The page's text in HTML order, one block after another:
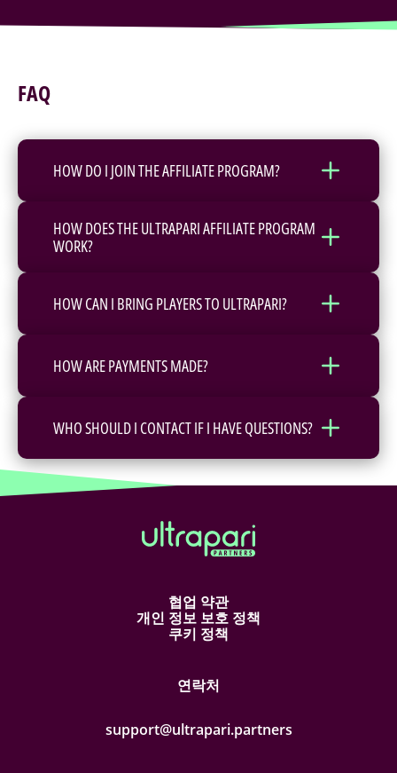
FAQ
HOW DO I JOIN THE AFFILIATE PROGRAM?
HOW DOES THE ULTRAPARI AFFILIATE PROGRAM
WORK?
HOW CAN I BRING PLAYERS TO ULTRAPARI?
HOW ARE PAYMENTS MADE?
WHO SHOULD I CONTACT IF I HAVE QUESTIONS?
협업 약관
개인 정보 보호 정책
쿠키 정책
연락처
support@ultrapari.partners